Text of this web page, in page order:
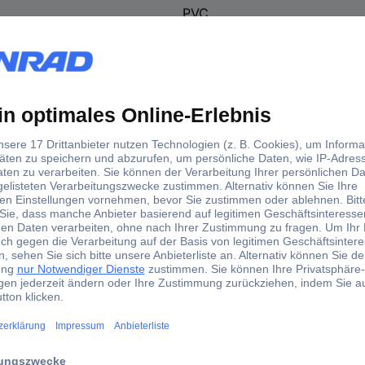
PVC
WC - Damen
zur Raumkennzeichnung selbstklebend,